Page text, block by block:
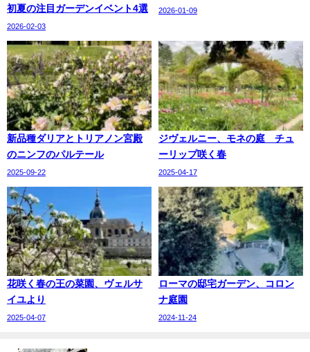
初夏の注目ガーデンイベント4選
2026-02-03
2026-01-09
新品種ダリアとトリアノン宮殿
のニンフのパルテール
2025-09-22
ジヴェルニー、モネの庭 チュ
ーリップ咲く春
2025-04-17
花咲く春の王の菜園、ヴェルサ
イユより
2025-04-07
ローマの邸宅ガーデン、コロン
ナ庭園
2024-11-24